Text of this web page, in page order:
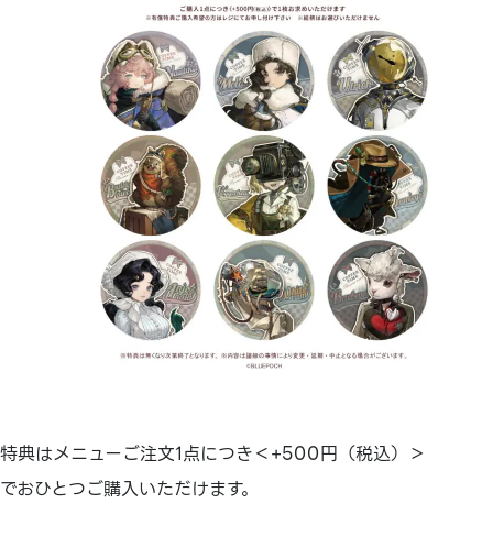
特典はメニューご注文1点につき＜+500円（税込）＞
でおひとつご購入いただけます。